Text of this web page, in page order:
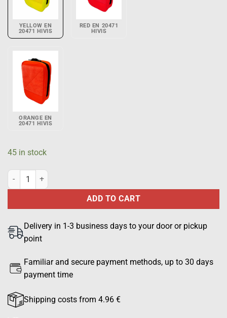
YELLOW EN
20471 HIVIS
RED EN 20471
HIVIS
ORANGE EN
20471 HIVIS
45 in stock
General purpose pouch 100 mm x 150 mm, vertical, EN 20471 HiVis
ADD TO CART
Delivery in 1-3 business days to your door or pickup
point
Familiar and secure payment methods, up to 30 days
payment time
Shipping costs from 4.96 €